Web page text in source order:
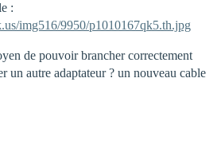
:
img516/9950/p1010167qk5.th.jpg
de pouvoir brancher correctement
un autre adaptateur ? un nouveau cable